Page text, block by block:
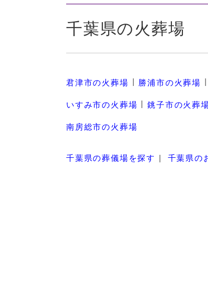
千葉県の火葬場
君津市の火葬場 勝浦市の火葬場
いすみ市の火葬場
銚子市の火葬
南房総市の火葬場
千葉県の葬儀場を探す 千葉県の